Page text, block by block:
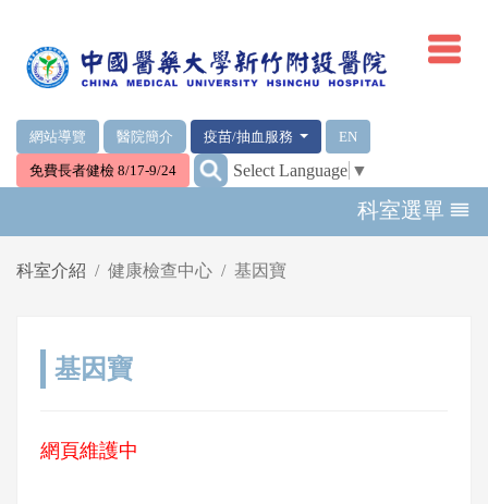
網站導覽 醫院簡介 疫苗/抽血服務 EN
免費長者健檢 8/17-9/24 ::: Select Language ▼
科室選單
科室介紹 健康檢查中心 基因寶
基因寶
網頁維護中